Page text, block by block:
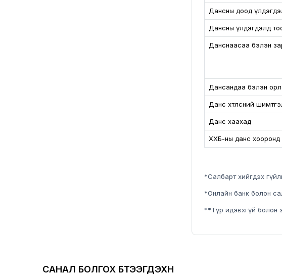
Дансны доод
Дансны үлдэгдэлд
Данснаасаа бэлэн
Дансандаа бэлэн
Данс хөтөлсний
Данс хаахад
ХХБ-ны данс хооронд
*Салбарт хийгдэх
*Онлайн банк болон
**Түр идэвхгүй болон
САНАЛ БОЛГОХ БҮТЭЭГДЭХҮҮН